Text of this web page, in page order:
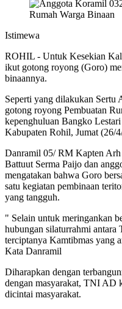
Istimewa
ROHIL - Untuk Kesekian
ikut gotong royong (Goro)
binaannya.
Seperti yang dilakukan Sertu
gotong royong Pembuatan
kepenghuluan Bangko
Kabupaten Rohil, Jumat (26/
Danramil 05/ RM Kapten
Battuut Serma Paijo dan
mengatakan bahwa Goro
satu kegiatan pembinaan
yang tangguh.
" Selain untuk meringankan
hubungan silaturrahmi antara
terciptanya Kamtibmas yang
Kata Danramil
Diharapkan dengan
dengan masyarakat, TNI AD
dicintai masyarakat.